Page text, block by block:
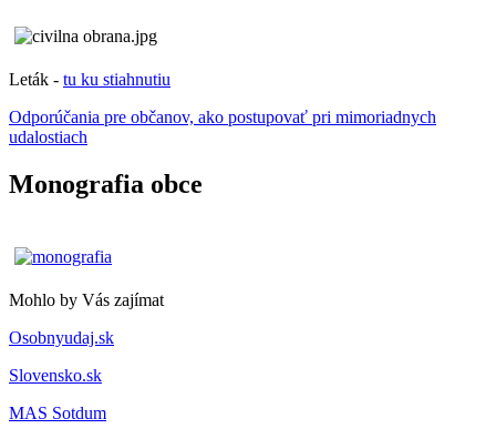
Leták - tu ku stiahnutiu
Odporúčania pre občanov, ako postupovať pri mimoriadnych
udalostiach
Monografia obce
Mohlo by Vás zajímat
Osobnyudaj.sk
Slovensko.sk
MAS Sotdum